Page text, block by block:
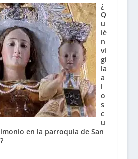
¿
Q
u
ié
n
vi
gi
la
a
l
o
s
c
u
en la parroquia de San